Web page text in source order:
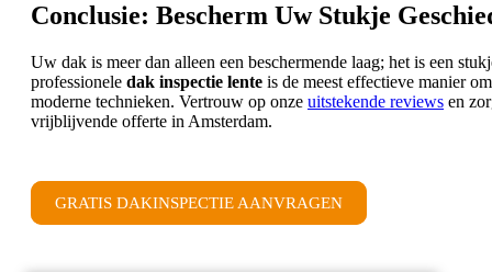
Conclusie: Bescherm Uw Stukje
Uw dak is meer dan alleen een beschermende laag; het is een
professionele dak inspectie lente is de meest effectieve manier
moderne technieken. Vertrouw op onze uitstekende reviews en
vrijblijvende offerte in Amsterdam.
GRATIS DAKINSPECTIE AANVRAGEN